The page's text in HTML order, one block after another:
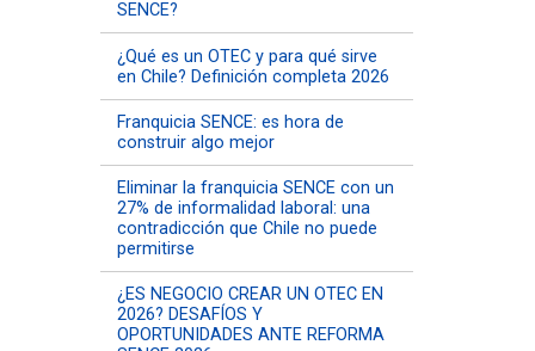
SENCE?
¿Qué es un OTEC y para qué sirve
en Chile? Definición completa 2026
Franquicia SENCE: es hora de
construir algo mejor
Eliminar la franquicia SENCE con un
27% de informalidad laboral: una
contradicción que Chile no puede
permitirse
¿ES NEGOCIO CREAR UN OTEC EN
2026? DESAFÍOS Y
OPORTUNIDADES ANTE REFORMA